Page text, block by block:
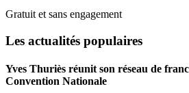
Gratuit et sans engagement
Les actualités populaires
Yves Thuriès réunit son réseau de
Convention Nationale